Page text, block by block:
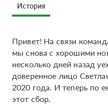
История
Привет! На связи
мы снова с хорошими
несколько дней назад
доверенное лицо
2020 года. И теперь по
этот сбор.